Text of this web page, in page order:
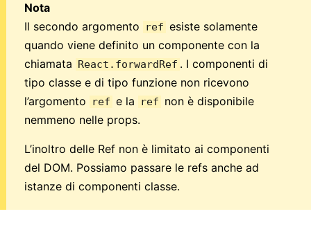
Nota
Il secondo argomento
ref esiste solamente
quando viene definito un componente con la
chiamata React.forwardRef . I componenti di
tipo classe e di tipo funzione non ricevono
l’argomento
ref e la ref non è disponibile
nemmeno nelle props.
L’inoltro delle Ref non è limitato ai componenti
del DOM. Possiamo passare le refs anche ad
istanze di componenti classe.